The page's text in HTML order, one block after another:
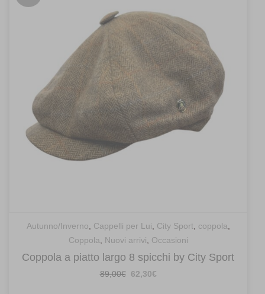
Autunno/Inverno, Cappelli per Lui, City Sport, coppola,
Coppola, Nuovi arrivi, Occasioni
Coppola a piatto largo 8 spicchi by City Sport
89,00€ Il62,30€